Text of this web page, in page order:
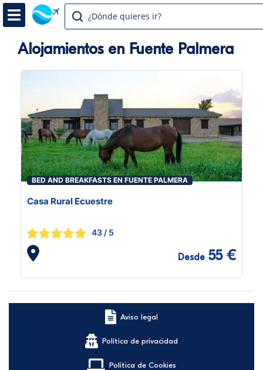
¿Dónde quieres ir?
Alojamientos en Fuente Palmera
BED AND BREAKFASTS EN FUENTE PALMERA
Casa Rural Ecuestre
43 / 5
Desde 55 €
Aviso legal
Política de privacidad
Política de Cookies